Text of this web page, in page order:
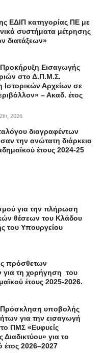
ΕΔΙΠ κατηγορίας ΠΕ με
συστήματα μέτρησης
διατάξεων»
Εισαγωγής
στο Δ.Π.Μ.Σ.
Ιστορικών Αρχείων σε
– Ακαδ. έτος
2026
διαγραφέντων
την ανώτατη διάρκεια
έτους 2024-25
για την πλήρωση
θέσεων του Κλάδου
του Υπουργείου
πρόσθετων
για τη χορήγηση του
έτους 2025-2026.
Πρόσκληση υποβολής
για την εισαγωγή
ΠΜΣ «Ευφυείς
Διαδικτύου» για το
έτος 2026–2027